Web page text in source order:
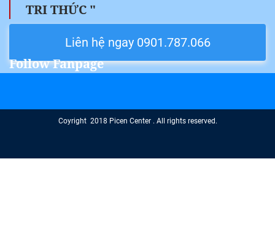
TRI THỨC "
Liên hệ ngay 0901.787.066
Follow Fanpage
Coyright 2018 Picen Center . All rights reserved.